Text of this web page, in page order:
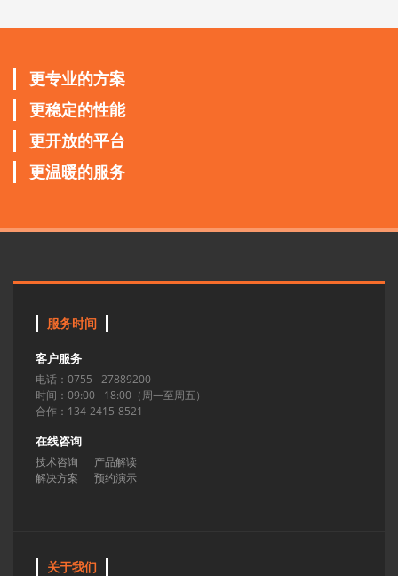
更专业的方案
更稳定的性能
更开放的平台
更温暖的服务
服务时间
客户服务
电话：0755 - 27889200
时间：09:00 - 18:00（周一至周五）
合作：134-2415-8521
在线咨询
技术咨询
产品解读
解决方案
预约演示
关于我们